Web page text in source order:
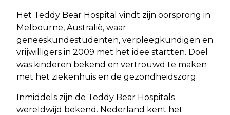
Het Teddy Bear Hospital vindt zijn oorsprong in
Melbourne, Australië, waar
geneeskundestudenten, verpleegkundigen en
vrijwilligers in 2009 met het idee startten. Doel
was kinderen bekend en vertrouwd te maken
met het ziekenhuis en de gezondheidszorg.
Inmiddels zijn de Teddy Bear Hospitals
wereldwijd bekend. Nederland kent het